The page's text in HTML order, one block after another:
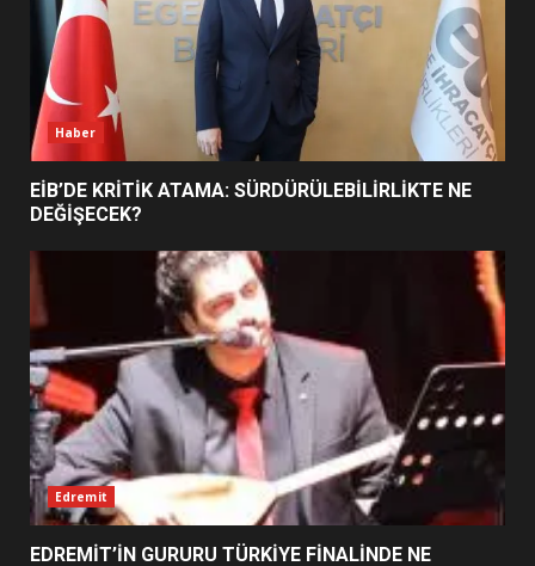
7
BURHANİYE BELEDİYESPOR’DA
YENİ YÖNETİM NASIL
ŞEKİLLENDİ?
Haber
EİB’DE KRİTİK ATAMA: SÜRDÜRÜLEBİLİRLİKTE NE
DEĞİŞECEK?
Edremit
EDREMİT’İN GURURU TÜRKİYE FİNALİNDE NE